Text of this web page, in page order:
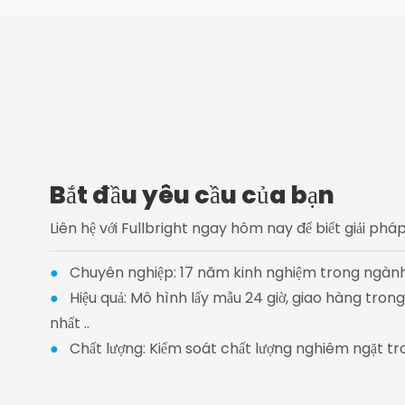
Bắt đầu yêu cầu của bạn
Liên hệ với Fullbright ngay hôm nay để biết giải
● Chuyên nghiệp: 17 năm kinh nghiệm trong
●
Hiệu quả: Mô hình lấy mẫu 24 giờ, giao hàng
nhất ..
● Chất lượng: Kiểm soát chất lượng nghiêm ngặt